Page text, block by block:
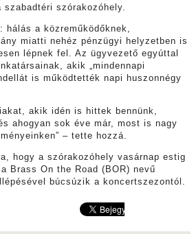
szabadtéri szórakozóhely.
a közreműködőknek,
miatti nehéz pénzügyi helyzetben is
lépnek fel. Az ügyvezető egyúttal
akik „mindennapi
is működtették napi huszonnégy
akik idén is hittek bennünk,
ahogyan sok éve már, most is nagy
– tette hozzá.
hogy a szórakozóhely vasárnap estig
Brass On the Road (BOR) nevű
búcsúzik a koncertszezontól.